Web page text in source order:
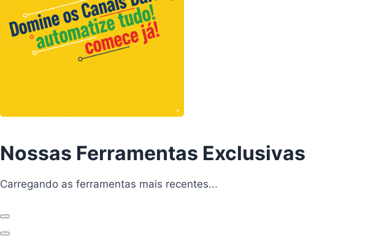
Nossas Ferramentas Exclusivas
Carregando ferramentas...
Carregando as ferramentas mais recentes...
Anterior
Próximo